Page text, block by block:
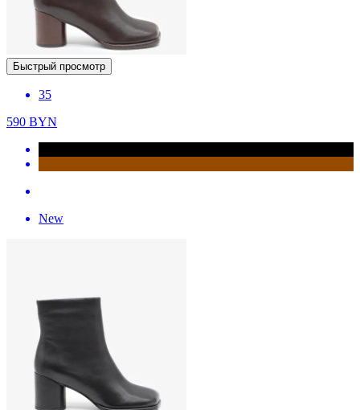
Быстрый просмотр
35
590 BYN
New